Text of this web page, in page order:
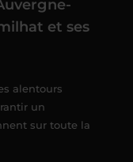
et ses
alentours
un
sur toute la